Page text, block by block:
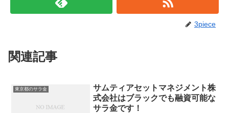
3piece
関連記事
東京都のサラ金
サムティアセットマネジメント株
式会社はブラックでも融資可能な
サラ金です！